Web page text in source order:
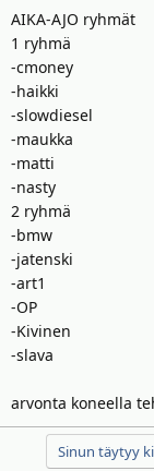
AIKA-AJO ryhmät
1 ryhmä
-cmoney
-haikki
-slowdiesel
-maukka
-matti
-nasty
2 ryhmä
-bmw
-jatenski
-art1
-OP
-Kivinen
-slava
arvonta koneella
Sinun täytyy